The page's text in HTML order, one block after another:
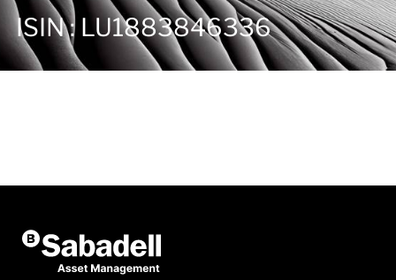
ISIN: LU1883846336